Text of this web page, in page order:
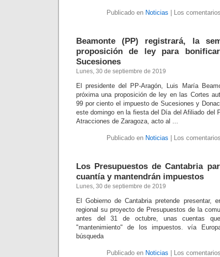
Publicado en Noticias Los
Beamonte (PP) registrará, la
proposición de ley para
Sucesiones
Lunes, 30 de septiembre de 2019
El presidente del PP-Aragón, Luis María
próxima una proposición de ley en las Cortes
99 por ciento el impuesto de Sucesiones y
este domingo en la fiesta del Día del Afiliado del
Atracciones de Zaragoza, acto al ...
Publicado en Noticias Los
Los Presupuestos de Cantabria
cuantía y mantendrán impuestos
Lunes, 30 de septiembre de 2019
El Gobierno de Cantabria pretende presentar,
regional su proyecto de Presupuestos de la
antes del 31 de octubre, unas cuentas
"mantenimiento" de los impuestos. vía
búsqueda
Publicado en Noticias Los